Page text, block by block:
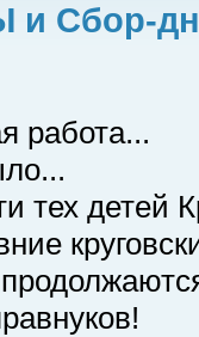
Сбор-
работа...
тех детей